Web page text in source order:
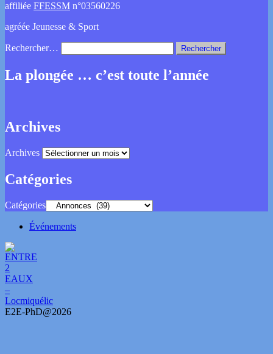
affiliée FFESSM n°03560226
agréée Jeunesse & Sport
Rechercher…
La plongée … c’est toute l’année
Archives
Archives
Catégories
Catégories
Événements
E2E-PhD@2026